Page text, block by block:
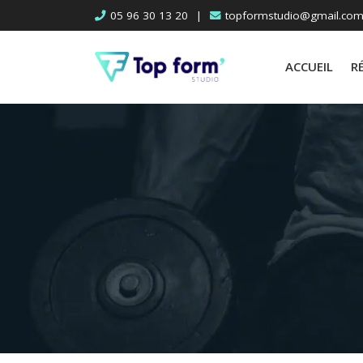
to
05 96 30 13 20 | topformstudio@gmail.com
ACCUEIL